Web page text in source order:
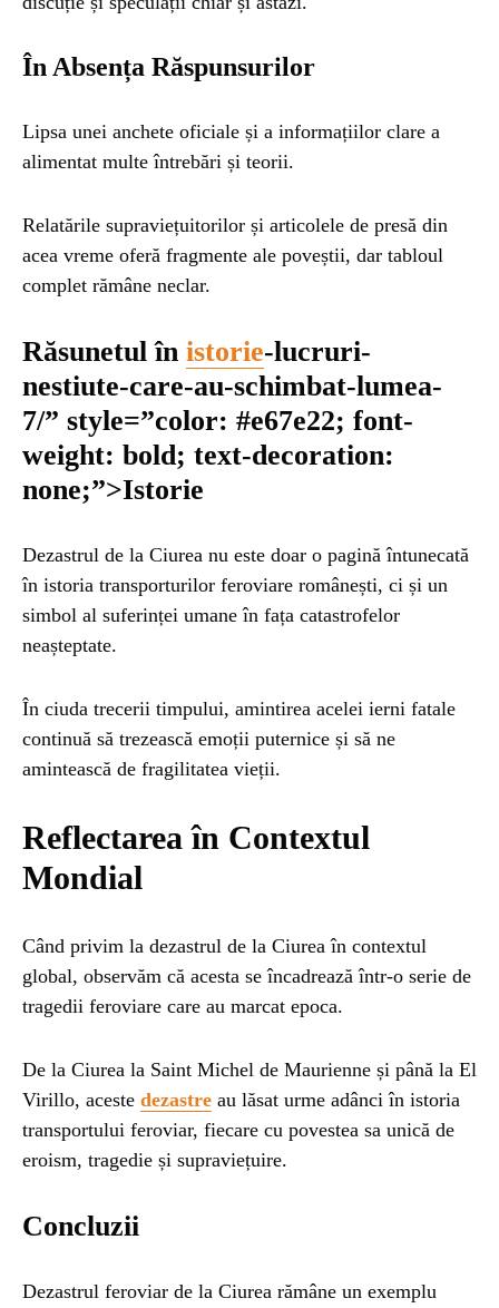
În Absența Răspunsurilor
Lipsa unei anchete oficiale și a informațiilor clare a
alimentat multe întrebări și teorii.
Relatările supraviețuitorilor și articolele de presă din
acea vreme oferă fragmente ale poveștii, dar tabloul
complet rămâne neclar.
Răsunetul în istorie-lucruri-
nestiute-care-au-schimbat-lumea-
7/” style=”color: #e67e22; font-
weight: bold; text-decoration:
none;”>Istorie
Dezastrul de la Ciurea nu este doar o pagină întunecată
în istoria transporturilor feroviare românești, ci și un
simbol al suferinței umane în fața catastrofelor
neașteptate.
În ciuda trecerii timpului, amintirea acelei ierni fatale
continuă să trezească emoții puternice și să ne
amintească de fragilitatea vieții.
Reflectarea în Contextul
Mondial
Când privim la dezastrul de la Ciurea în contextul
global, observăm că acesta se încadrează într-o serie de
tragedii feroviare care au marcat epoca.
De la Ciurea la Saint Michel de Maurienne și până la El
Virillo, aceste dezastre au lăsat urme adânci în istoria
transportului feroviar, fiecare cu povestea sa unică de
eroism, tragedie și supraviețuire.
Concluzii
Dezastrul feroviar de la Ciurea rămâne un exemplu